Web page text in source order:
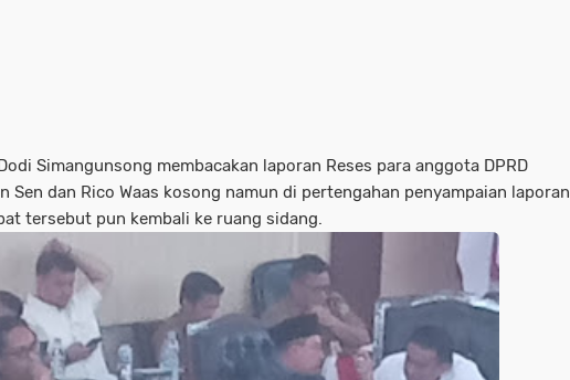
Simangunsong membacakan laporan Reses para anggota DPRD
Sen dan Rico Waas kosong namun di pertengahan penyampaian laporan
tersebut pun kembali ke ruang sidang.